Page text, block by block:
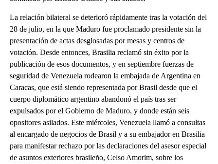
La relación bilateral se deterioró rápidamente tras la votación del
28 de julio, en la que Maduro fue proclamado presidente sin la
presentación de actas desglosadas por mesas y centros de
votación. Desde entonces, Brasilia reclamó sin éxito por la
publicación de esos documentos, y en septiembre fuerzas de
seguridad de Venezuela rodearon la embajada de Argentina en
Caracas, que está siendo representada por Brasil desde que el
cuerpo diplomático argentino abandonó el país tras ser
expulsados por el Gobierno de Maduro, y donde están seis
opositores asilados. Este miércoles, Venezuela llamó a consultas
al encargado de negocios de Brasil y a su embajador en Brasilia
para manifestar rechazo por las declaraciones del asesor especial
de asuntos exteriores brasileño, Celso Amorim, sobre los